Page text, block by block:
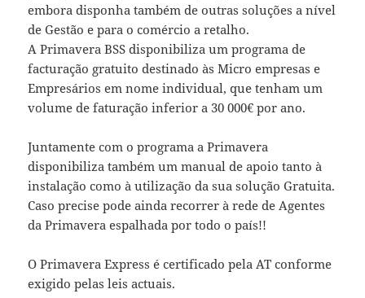
embora disponha também de outras soluções a nível
de Gestão e para o comércio a retalho.
A Primavera BSS disponibiliza um programa de
facturação gratuito destinado às Micro empresas e
Empresários em nome individual, que tenham um
volume de faturação inferior a 30 000€ por ano.
Juntamente com o programa a Primavera
disponibiliza também um manual de apoio tanto à
instalação como à utilização da sua solução Gratuita.
Caso precise pode ainda recorrer à rede de Agentes
da Primavera espalhada por todo o país!!
O Primavera Express é certificado pela AT conforme
exigido pelas leis actuais.